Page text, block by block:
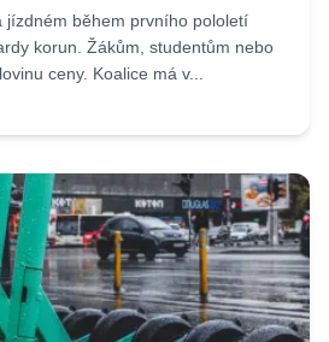
jízdném během prvního pololetí
korun. Žákům, studentům nebo
ceny. Koalice má v...